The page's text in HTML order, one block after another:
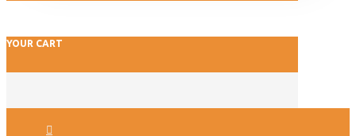
YOUR CART